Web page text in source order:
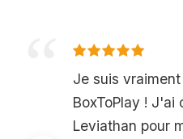
Je suis
BoxToPlay ! J'ai
Leviathan pour